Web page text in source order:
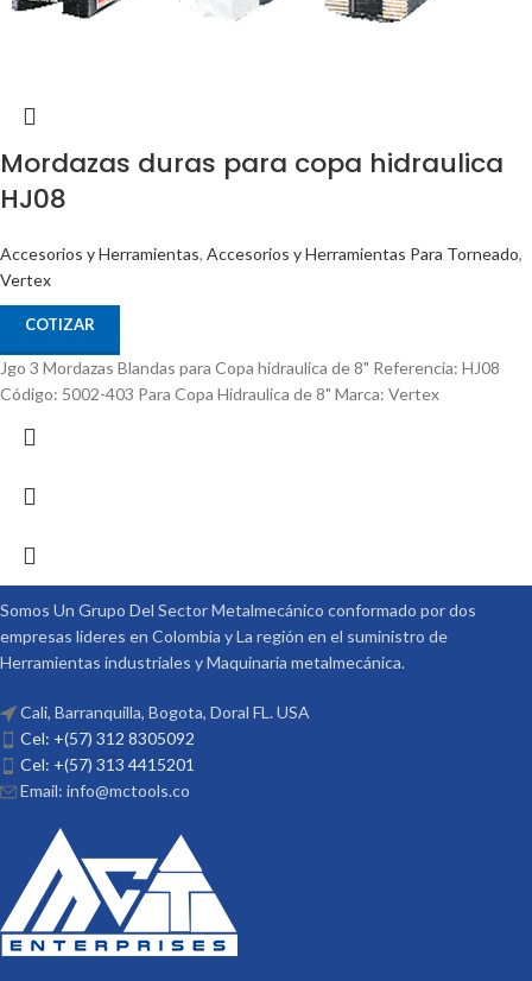
Mordazas duras para copa hidraulica
HJ08
Accesorios y Herramientas, Accesorios y Herramientas Para Torneado,
Vertex
COTIZAR
Jgo 3 Mordazas Blandas para Copa hidraulica de 8" Referencia: HJ08
Código: 5002-403 Para Copa Hidraulica de 8" Marca: Vertex
Somos Un Grupo Del Sector Metalmecánico conformado por dos
empresas lideres en Colombia y La región en el suministro de
Herramientas industriales y Maquinaria metalmecánica.
Cali, Barranquilla, Bogota, Doral FL. USA
Cel: +(57) 312 8305092
Cel: +(57) 313 4415201
Email: info@mctools.co